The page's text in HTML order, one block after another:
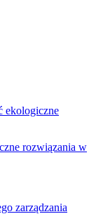
rozwiązania w
zarządzania